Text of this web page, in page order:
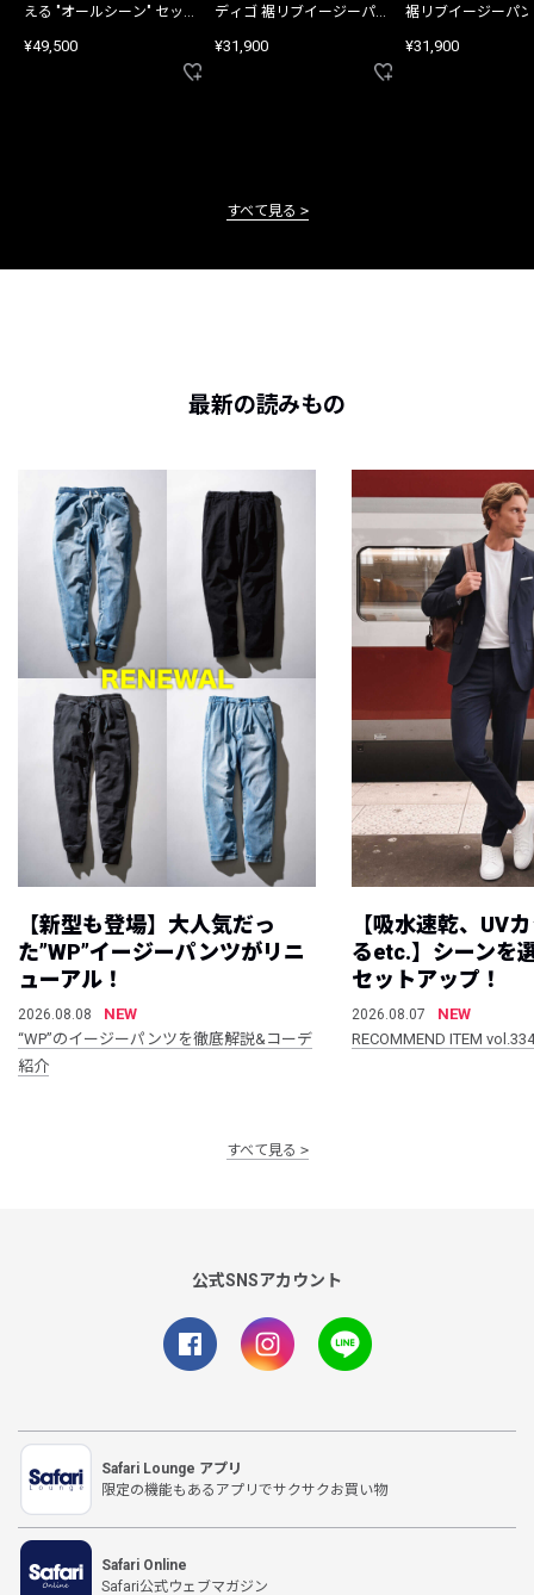
える "オールシーン" セット
¥49,500
ディゴ 裾リブイージーパン
¥31,900
裾リブイージーパ
¥31,900
すべて見る
最新の読みもの
【新型も登場】大人気だっ
た”WP”イージーパンツがリニ
ューアル！
2026.08.08
NEW
“WP”のイージーパンツを徹底解説&コーデ
紹介
【吸水速乾、UV
るetc.】シーンを
セットアップ！
2026.08.07
NEW
RECOMMEND ITEM vol.334
すべて見る
公式SNSアカウント
Safari Lounge アプリ
限定の機能もあるアプリでサクサクお買い物
Safari Online
Safari公式ウェブマガジン